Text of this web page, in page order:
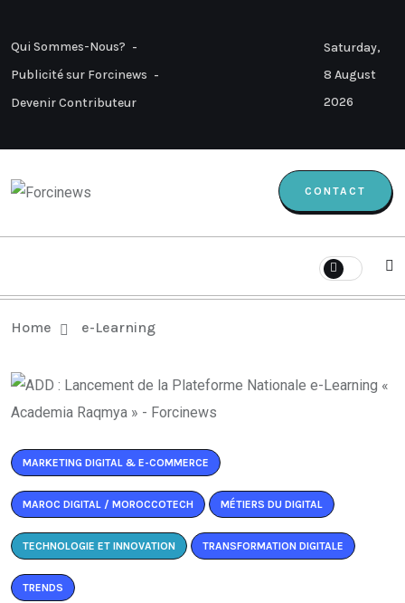
Qui Sommes-Nous?
Publicité sur Forcinews
Devenir Contributeur
Saturday,
8 August
2026
CONTACT
Home e-Learning
MARKETING DIGITAL & E-COMMERCE
MAROC DIGITAL / MOROCCOTECH MÉTIERS DU DIGITAL
TECHNOLOGIE ET INNOVATION TRANSFORMATION DIGITALE
TRENDS